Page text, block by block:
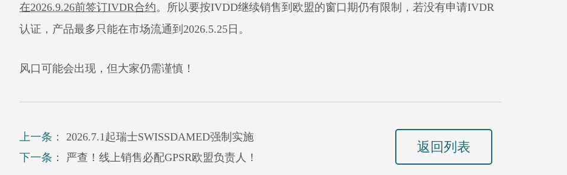
在2026.9.26前签订IVDR合约。所以要按IVDD继续销售到欧盟的窗口期仍有限制，若没有申请IVDR
认证，产品最多只能在市场流通到 2026.5.25日。
风口可能会出现，但大家仍需谨慎！
上一条：
2026.7.1起瑞士SWISSDAMED强制实施
下一条：
严查！线上销售必配GPSR欧盟负责人！
返回列表